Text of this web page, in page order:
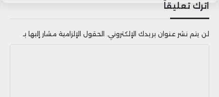
الجمركية مع الاتحاد الأوروبي وعدد من الشركاء
التجاريين الرئيسيين، في محاولة لتخفيف حدة
اترك تعليقاً
لن يتم نشر عنوان بريدك الإلكتروني. الحقول الإلزامية مشار إليها بـ